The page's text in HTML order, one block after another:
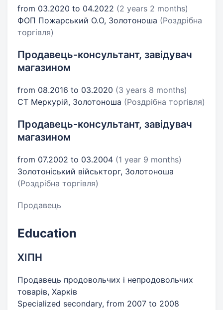
from 03.2020 to 04.2022 (2 years 2 months)
ФОП Пожарський О.О, Золотоноша (Роздрібна
торгівля)
Продавець-консультант, завідувач
магазином
from 08.2016 to 03.2020 (3 years 8 months)
СТ Меркурій, Золотоноша (Роздрібна торгівля)
Продавець-консультант, завідувач
магазином
from 07.2002 to 03.2004 (1 year 9 months)
Золотоніський військторг, Золотоноша
(Роздрібна торгівля)
Продавець
Education
ХІПН
Продавець продовольчих і непродовольчих
товарів, Харків
Specialized secondary, from 2007 to 2008